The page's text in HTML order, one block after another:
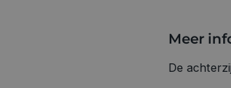
Meer
De